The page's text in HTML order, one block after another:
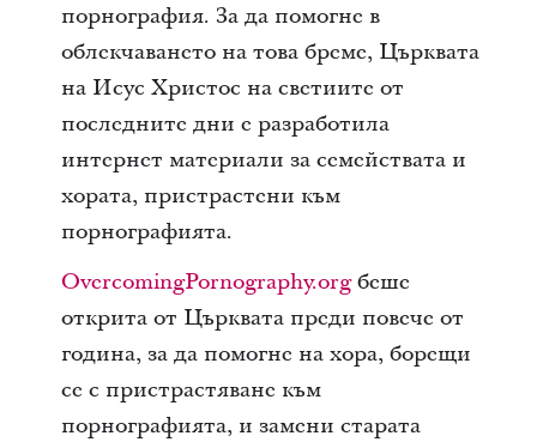
порнография. За да помогне в
облекчаването на това бреме, Църквата
на Исус Христос на светиите от
последните дни е разработила
интернет материали за семействата и
хората, пристрастени към
порнографията.
OvercomingPornography.orgбеше
открита от Църквата преди повече от
година, за да помогне на хора, борещи
се с пристрастяване към
порнографията, и замени старата